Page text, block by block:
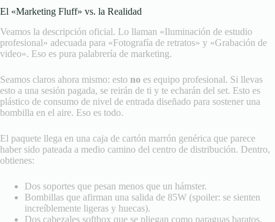
El «Marketing Fluff» vs. la Realidad
Veamos la descripción oficial. Lo llaman «Iluminación de estudio
profesional» adecuada para «Fotografía de retratos» y «Grabación de
video». Eso es pura palabrería de marketing.
Seamos claros ahora mismo: esto no es equipo profesional. Si llevas
esto a una sesión pagada, se reirán de ti y te echarán del set. Esto es
plástico de consumo de nivel de entrada diseñado para sostener una
bombilla en el aire. Eso es todo.
El paquete llega en una caja de cartón marrón genérica que parece
haber sido pateada a medio camino del centro de distribución. Dentro,
obtienes:
Dos soportes que pesan menos que un hámster.
Bombillas que afirman una salida de 85W (spoiler: se sienten
increíblemente ligeras y huecas).
Dos cabezales softbox que se pliegan como paraguas baratos.